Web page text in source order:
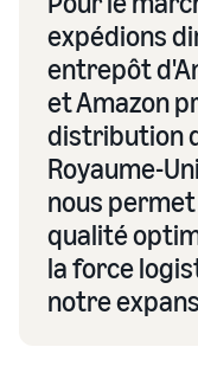
expédions
entrepôt
et Amazon
distribution
Royaume-
nous
qualité
la force
notre